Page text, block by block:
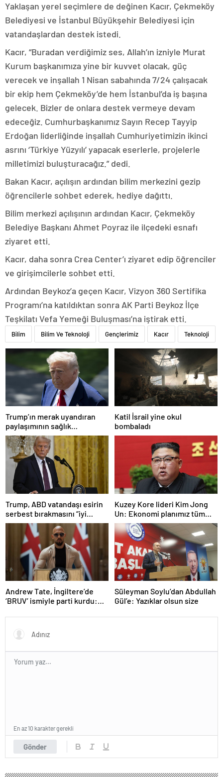
Yaklaşan yerel seçimlere de değinen Kacır, Çekmeköy
Belediyesi ve İstanbul Büyükşehir Belediyesi için
vatandaşlardan destek istedi.
Kacır, “Buradan verdiğimiz ses, Allah’ın izniyle Murat
Kurum başkanımıza yine bir kuvvet olacak, güç
verecek ve inşallah 1 Nisan sabahında 7/24 çalışacak
bir ekip hem Çekmeköy’de hem İstanbul’da iş başına
gelecek. Bizler de onlara destek vermeye devam
edeceğiz. Cumhurbaşkanımız Sayın Recep Tayyip
Erdoğan liderliğinde inşallah Cumhuriyetimizin ikinci
asrını ‘Türkiye Yüzyılı’ yapacak eserlerle, projelerle
milletimizi buluşturacağız.” dedi.
Bakan Kacır, açılışın ardından bilim merkezini gezip
öğrencilerle sohbet ederek, hediye dağıttı.
Bilim merkezi açılışının ardından Kacır, Çekmeköy
Belediye Başkanı Ahmet Poyraz ile ilçedeki esnafı
ziyaret etti.
Kacır, daha sonra Crea Center’ı ziyaret edip öğrenciler
ve girişimcilerle sohbet etti.
Ardından Beykoz’a geçen Kacır, Vizyon 360 Sertifika
Programı’na katıldıktan sonra AK Parti Beykoz İlçe
Teşkilatı Vefa Yemeği Buluşması’na iştirak etti.
Bilim Bilim Ve Teknoloji Gençlerimiz Kacır Teknoloji
Trump’ın merak uyandıran
paylaşımının sağlık
sistemiyle ilgili kararname
olduğu anlaşıldı
Katil İsrail yine okul
bombaladı
Trump, ABD vatandaşı esirin
serbest bırakmasını “iyi
niyetle atılmış bir adım”
olarak değerlendirdi
Kuzey Kore lideri Kim Jong
Un: Ekonomi planımız tüm
sektörlerde başarısız oldu
Andrew Tate, İngiltere’de
‘BRUV’ ismiyle parti kurdu:
propagandasını
yasaklayacağız’
Süleyman Soylu’dan Abdullah
Gül’e: Yazıklar olsun size
Gönder
En az 10 karakter gerekli